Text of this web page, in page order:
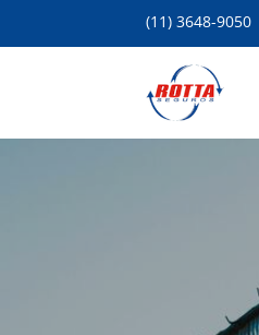
(11) 3648-9050